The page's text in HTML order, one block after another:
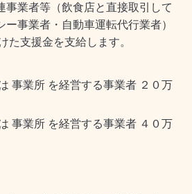
事業者等（飲食店と直接取引して
事業者・自動車運転代行業者）
た支援金を支給します。
事業所 を経営する事業者 ２０万
事業所 を経営する事業者 ４０万